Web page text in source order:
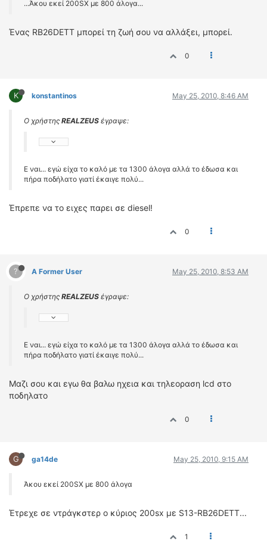
...Άκου εκεί 200SX με 800 άλογα...
Ένας RB26DETT μπορεί τη ζωή σου να αλλάξει, μπορεί.
0
K konstantinos May 25, 2010, 8:46 AM
Ο χρήστης REALZEUS έγραψε:
Ε ναι... εγώ είχα το καλό με τα 1300 άλογα αλλά το έδωσα και
πήρα ποδήλατο γιατί έκαιγε πολύ...
Έπρεπε να το ειχες παρει σε diesel!
0
? A Former User May 25, 2010, 8:53 AM
Ο χρήστης REALZEUS έγραψε:
Ε ναι... εγώ είχα το καλό με τα 1300 άλογα αλλά το έδωσα και
πήρα ποδήλατο γιατί έκαιγε πολύ...
Μαζι σου και εγω θα βαλω ηχεια και τηλεοραση lcd στο
ποδηλατο
0
G ga14de May 25, 2010, 9:15 AM
Άκου εκεί 200SX με 800 άλογα
Έτρεχε σε ντράγκστερ ο κύριος 200sx με S13-RB26DETT...
1